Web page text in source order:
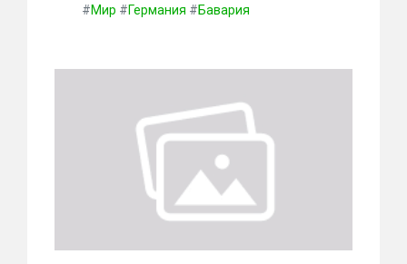
#Мир #Германия #Бавария